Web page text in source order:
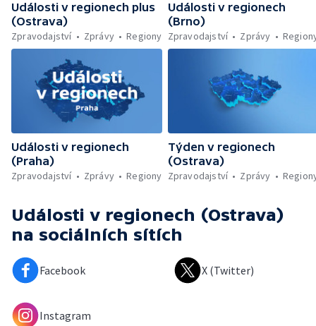
Události v regionech plus
(Ostrava)
Zpravodajství
Zprávy Regiony
Události v regionech
(Brno)
Zpravodajství
Zprávy
Události v regionech
(Praha)
Zpravodajství
Zprávy Regiony
Týden v regionech
(Ostrava)
Zpravodajství
Zprávy
Události v regionech (Ostrava)
na sociálních sítích
Facebook X (Twitter)
Instagram